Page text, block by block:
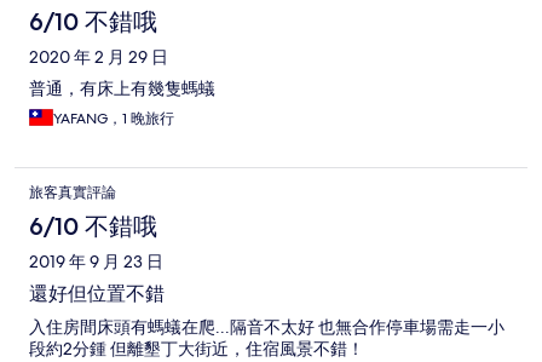
6/10 不錯哦
2020 年 2 月 29 日
普通，有床上有幾隻螞蟻
YAFANG，1 晚旅行
旅客真實評論
6/10 不錯哦
2019 年 9 月 23 日
還好但位置不錯
入住房間床頭有螞蟻在爬...隔音不太好 也無合作停車場需走一小
段約2分鍾 但離墾丁大街近，住宿風景不錯！